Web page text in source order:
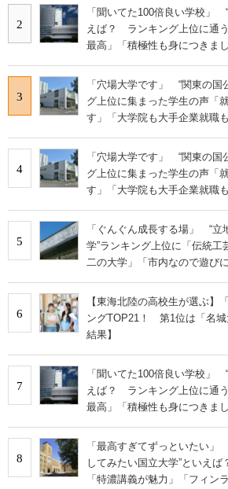
2
「聞いてた100倍良い学校」
えば？ ランキング上位に通
最高」「積極性も身につきまし
3
「穴場大学です」 “関東の国
グ上位に集まった学生の声「
す」「大学院も大手企業就職
4
「穴場大学です」 “関東の国
グ上位に集まった学生の声「
す」「大学院も大手企業就職
5
「ぐんぐん成長する場」 “立
学”ランキング上位に「伝統工
二の大学」「市内なので遊び
6
【東海北陸の高校生が選ぶ】
ングTOP21！ 第1位は「名城
結果】
7
「聞いてた100倍良い学校」
えば？ ランキング上位に通
最高」「積極性も身につきまし
8
「最高すぎてずっといたい
してみたい国立大学”といえ
「特濃講義が魅力」「フィン